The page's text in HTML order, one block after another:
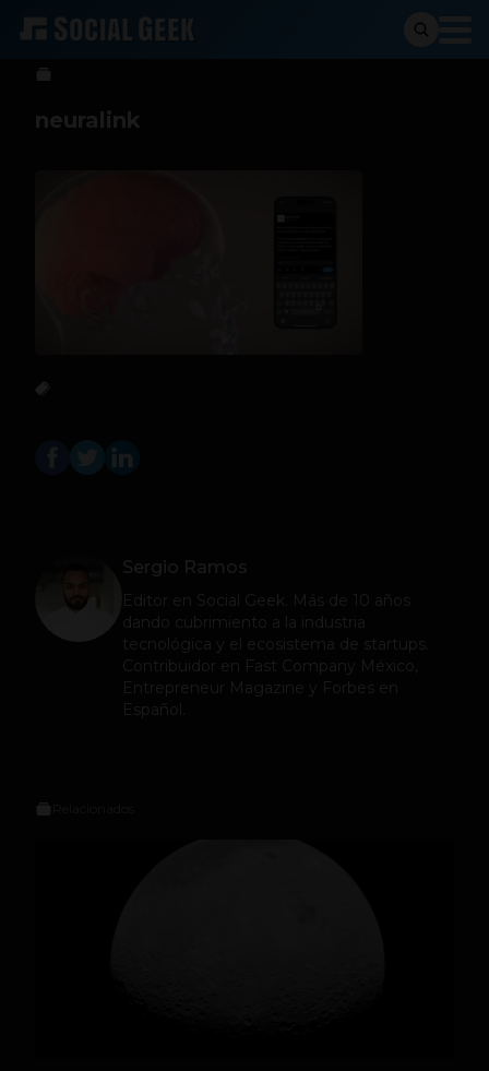
Sergio Ramos 21 de febrero de 2024
neuralink
Sergio Ramos
Editor en Social Geek
. Más de 10 años
dando cubrimiento a la industria
tecnológica y el ecosistema de startups.
Contribuidor en Fast Company México,
Entrepreneur Magazine y Forbes en
Español.